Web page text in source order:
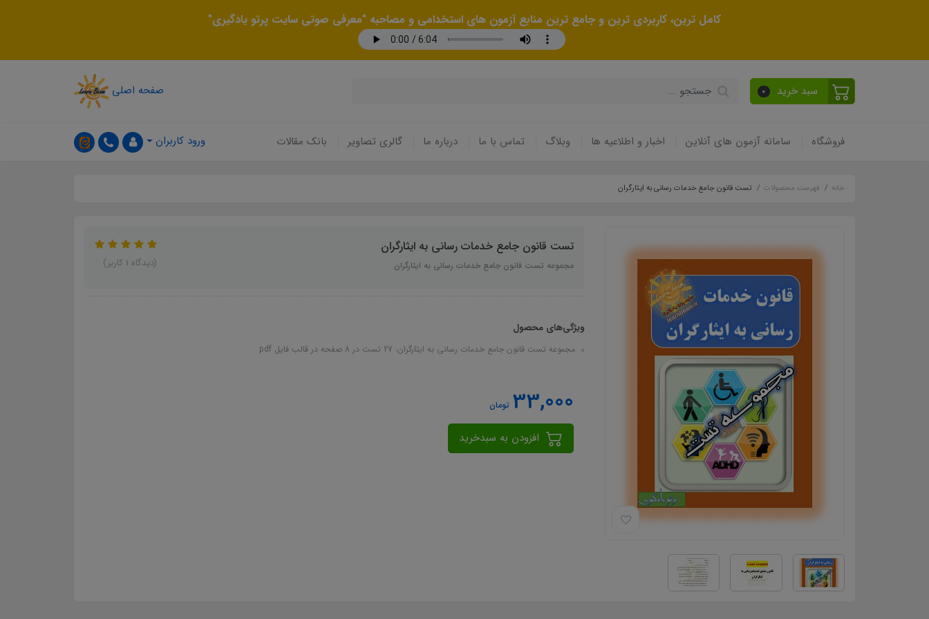
کامل ترین، کاربردی ترین و جامع ترین منابع آزمون های استخدامی و مصاحبه "معرفی صوتی سایت پرتو یادگیری"
سبد خرید 0 صفحه اصلی
فروشگاه سامانه آزمون های آنلاین اخبار و اطلاعیه ها وبلاگ تماس با ما درباره ما گالری تصاویر بانک مقالات ورود کاربران
خانه فهرست محصولات تست قانون جامع خدمات رسانی به ایثارگران
تست قانون جامع خدمات رسانی به ایثارگران
مجموعه تست قانون جامع خدمات رسانی به ایثارگران (دیدگاه 1 کاربر)
ویژگی‌های محصول
مجموعه تست قانون جامع خدمات رسانی به ایثارگران: 27 تست در 8 صفحه در قالب فایل pdf
33,000 تومان